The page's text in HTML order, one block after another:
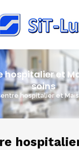
hospitalier et
soins
hospitalier et